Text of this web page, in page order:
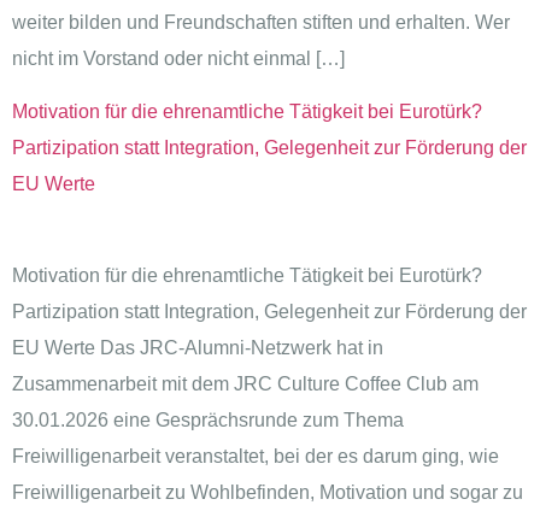
weiter bilden und Freundschaften stiften und erhalten. Wer
nicht im Vorstand oder nicht einmal […]
Motivation für die ehrenamtliche Tätigkeit bei Eurotürk?
Partizipation statt Integration, Gelegenheit zur Förderung der
EU Werte
Motivation für die ehrenamtliche Tätigkeit bei Eurotürk?
Partizipation statt Integration, Gelegenheit zur Förderung der
EU Werte Das JRC-Alumni-Netzwerk hat in
Zusammenarbeit mit dem JRC Culture Coffee Club am
30.01.2026 eine Gesprächsrunde zum Thema
Freiwilligenarbeit veranstaltet, bei der es darum ging, wie
Freiwilligenarbeit zu Wohlbefinden, Motivation und sogar zu